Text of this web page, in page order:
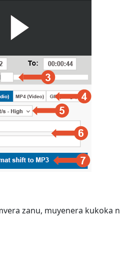
zanu, muyenera kukoka